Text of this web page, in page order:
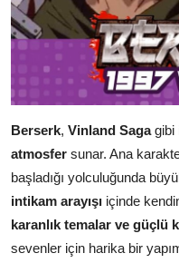
Berserk, Vinland Sagagibi
atmosfer sunar. Ana
başladığı yolculuğunda
intikam arayışı içinde
karanlık temalar ve güçlü
sevenler için harika bir